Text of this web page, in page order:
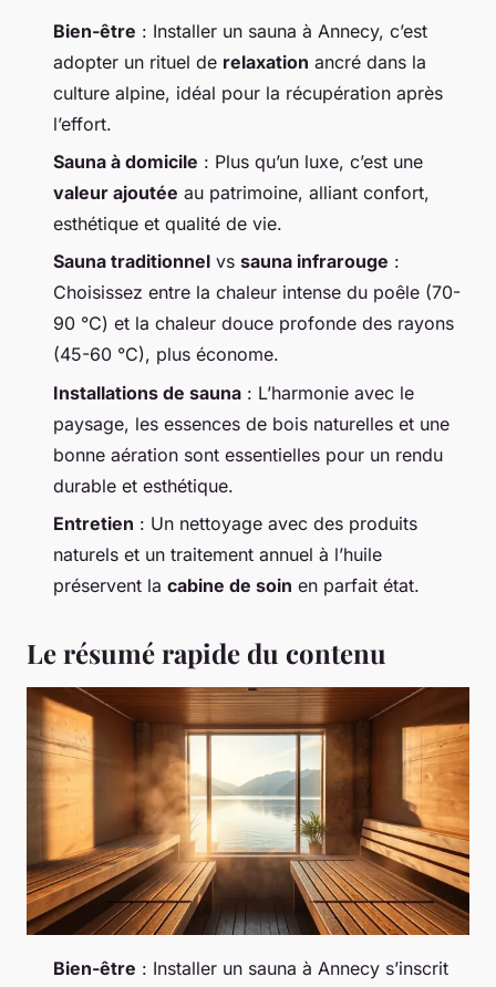
Bien-être : Installer un sauna à Annecy, c’est
adopter un rituel de relaxation ancré dans la
culture alpine, idéal pour la récupération après
l’effort.
Sauna à domicile : Plus qu’un luxe, c’est une
valeur ajoutée au patrimoine, alliant confort,
esthétique et qualité de vie.
Sauna traditionnel vs sauna infrarouge :
Choisissez entre la chaleur intense du poêle (70-
90 °C) et la chaleur douce profonde des rayons
(45-60 °C), plus économe.
Installations de sauna : L’harmonie avec le
paysage, les essences de bois naturelles et une
bonne aération sont essentielles pour un rendu
durable et esthétique.
Entretien : Un nettoyage avec des produits
naturels et un traitement annuel à l’huile
préservent la cabine de soin en parfait état.
Le résumé rapide du contenu
Bien-être : Installer un sauna à Annecy s’inscrit